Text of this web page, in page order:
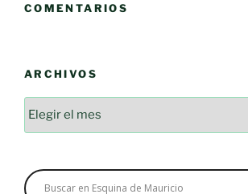
COMENTARIOS
ARCHIVOS